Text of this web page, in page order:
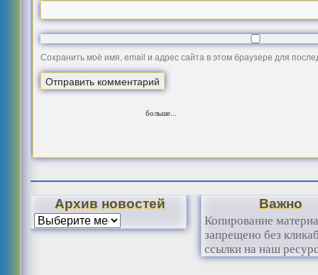
Сохранить моё имя, email и адрес сайта в этом браузере для
больше...
Архив новостей Важно
Копирование
запрещено без
ссылки на наш